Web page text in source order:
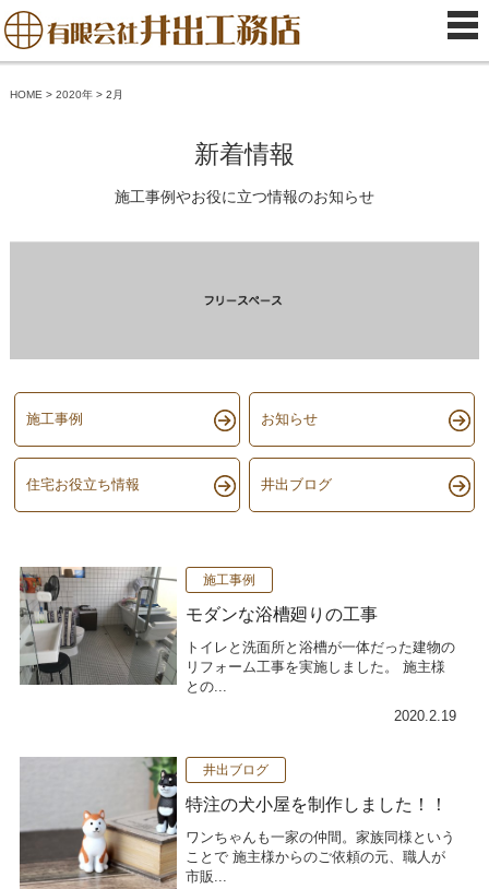
HOME > 2020年> 2月
新着情報
施工事例やお役に立つ情報のお知らせ
施工事例 お知らせ
住宅お役立ち情報 井出ブログ
施工事例
モダンな浴槽廻りの工事
トイレと洗面所と浴槽が一体だった建物の
リフォーム工事を実施しました。 施主様
との...
2020.2.19
井出ブログ
特注の犬小屋を制作しました！！
ワンちゃんも一家の仲間。家族同様という
ことで 施主様からのご依頼の元、職人が
市販...